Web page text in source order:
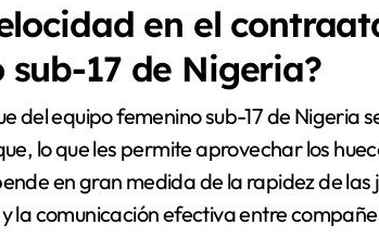
en el
17 de Nigeria?
del equipo femenino sub-17 de Nigeria
lo que les permite aprovechar los
en gran medida de la rapidez de
la comunicación efectiva entre